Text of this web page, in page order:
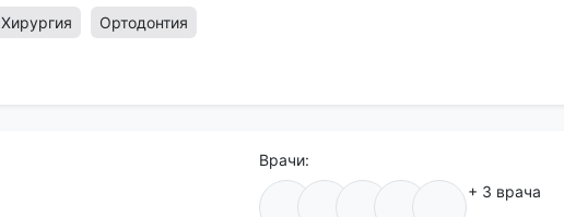
Хирургия Ортодонтия
Врачи:
+ 3 врача